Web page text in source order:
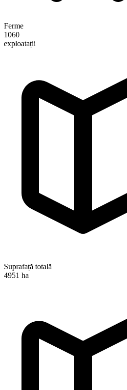
Ferme
1060
exploatații
Suprafață totală
4951 ha